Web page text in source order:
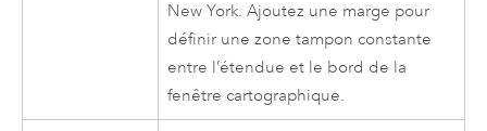
New York. Ajoutez une marge pour
définir une zone tampon constante
entre l’étendue et le bord de la
fenêtre cartographique.